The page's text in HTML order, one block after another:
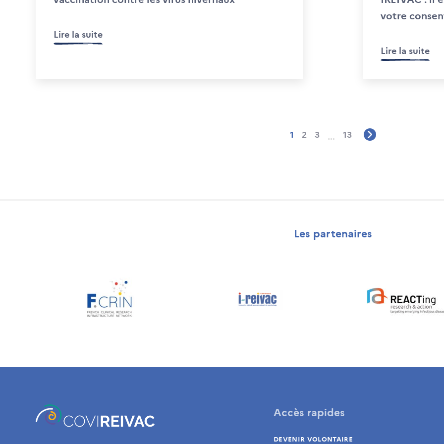
Lire la suite
votre
Lire la suite
1 2 3 … 13
Les partenaires
Accès rapides
DEVENIR VOLONTAIRE